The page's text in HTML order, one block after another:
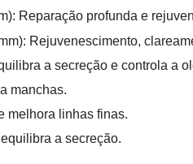
Reparação profunda e
Rejuvenescimento,
a secreção e controla a
manchas.
melhora linhas finas.
a secreção.